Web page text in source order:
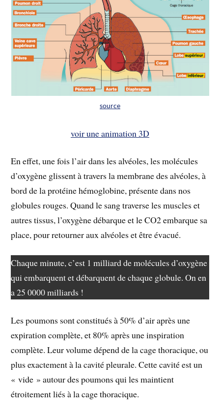
source
voir une animation 3D
En effet, une fois l’air dans les alvéoles, les molécules
d’oxygène glissent à travers la membrane des alvéoles, à
bord de la protéine hémoglobine, présente dans nos
globules rouges. Quand le sang traverse les muscles et
autres tissus, l’oxygène débarque et le CO2 embarque sa
place, pour retourner aux alvéoles et être évacué.
Chaque minute, c’est 1 milliard de molécules d’oxygène
qui embarquent et débarquent de chaque globule. On en
a 25 0000 milliards !
Les poumons sont constitués à 50% d’air après une
expiration complète, et 80% après une inspiration
complète. Leur volume dépend de la cage thoracique, ou
plus exactement à la cavité pleurale. Cette cavité est un
« vide » autour des poumons qui les maintient
étroitement liés à la cage thoracique.